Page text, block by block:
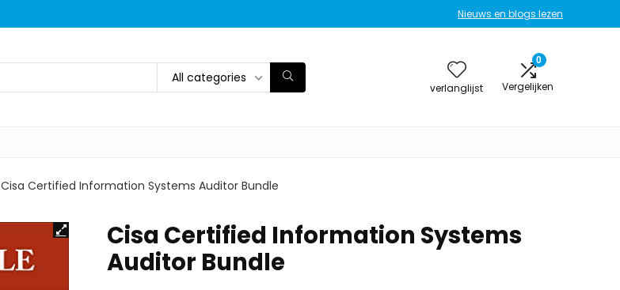
Nieuws en blogs lezen
All categories
verlanglijst
0
Vergelijken
Cisa Certified Information Systems Auditor Bundle
Cisa Certified Information Systems
Auditor Bundle